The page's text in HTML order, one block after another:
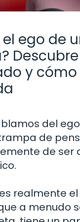
el ego de
y
del
de
de ser
realmente
a menudo